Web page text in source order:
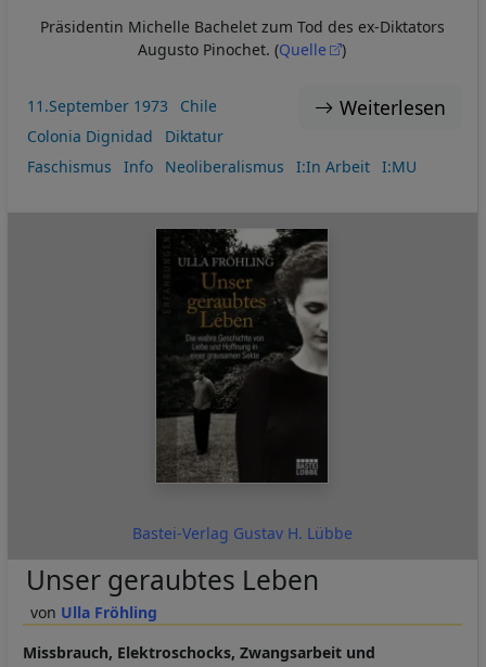
Präsidentin Michelle Bachelet zum Tod des ex-Diktators
Augusto Pinochet. (Quelle )
Weiterlesen
11.September 1973
Chile
Colonia Dignidad
Diktatur
Faschismus
Info Neoliberalismus I:In Arbeit I:MU
Bastei-Verlag Gustav H. Lübbe
Ulla Fröhling
Unser geraubtes Leben
Missbrauch, Elektroschocks, Zwangsarbeit und